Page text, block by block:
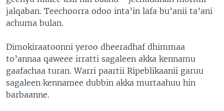
jalqaban. Teechoorra odoo inta’in lafa bu’anii ta’ani
achuma bulan.
Dimokiraatoonni yeroo dheeradhaf dhimmaa
to’annaa qaweee irratti sagaleen akka kennamu
gaafachaa turan. Warri paartii Ripeblikaanii garuu
sagaleen kennamee dubbin akka murtaahuu hin
barbaanne.